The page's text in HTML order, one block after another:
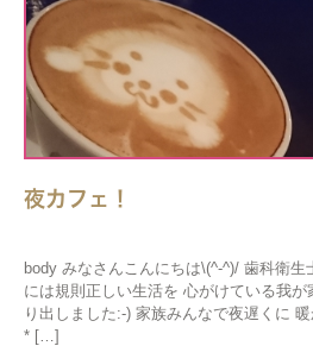
夜カフェ！
body みなさんこんにちは\(^-^)/ 歯科衛
には規則正しい生活を 心がけている我が
り出しました:-) 家族みんなで夜遅くに
* […]